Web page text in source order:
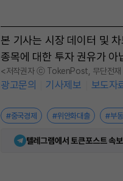
본 기사는 시장 데이터 및
종목에 대한 투자 권유가 아
<저작권자 ⓒ TokenPost, 무단전재
광고문의 기사제보 보도자
#중국경제 #위안화대출 #부
텔레그램에서 토큰포스트 속보